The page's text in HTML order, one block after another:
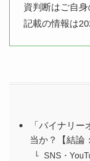
資判断はご自身
記載の情報は
「バイナリ
当か？【結論
SNS・